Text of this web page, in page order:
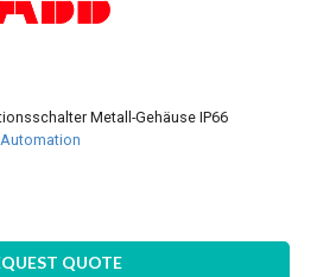
Metall-Gehäuse IP66
Automation
QUOTE